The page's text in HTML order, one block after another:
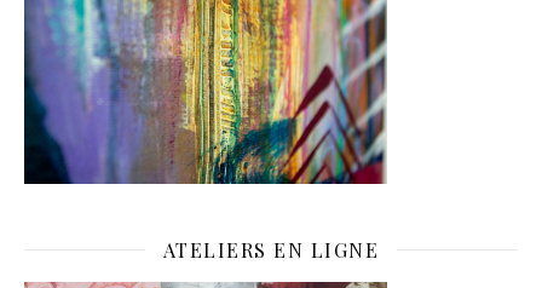
ATELIERS EN LIGNE